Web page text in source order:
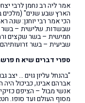
אמר ליה רב נחמן לרבי
הארץ שבע שנים" (מלכים
הכי אמר רבי יוחנן: שנה
שבשדות. שלישית – בשר
חמישית – בשר שקצים
שביעית – בשר זרועותיהם
ספרי דברים שיא ח
"בהנחל עליון גוים …
אברהם אבינו, כביכול
אנשי מבול – הציפם
מסוף העולם ועד סופו.